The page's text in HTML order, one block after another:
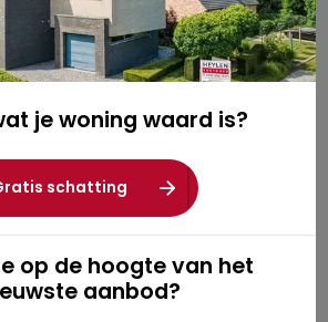
je woning waard is?
schatting
op de hoogte van het
aanbod?